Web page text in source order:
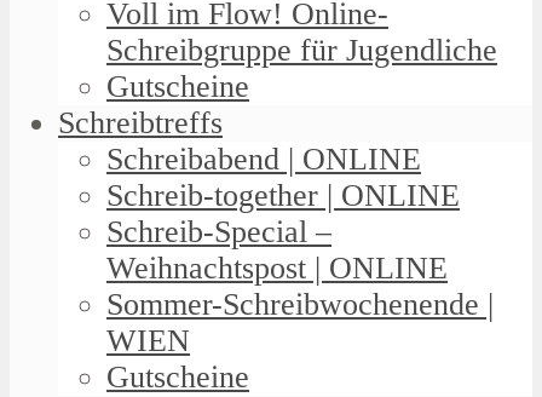
Voll im Flow! Online-
Schreibgruppe für Jugendliche
Gutscheine
Schreibtreffs
Schreibabend | ONLINE
Schreib-together | ONLINE
Schreib-Special –
Weihnachtspost | ONLINE
Sommer-Schreibwochenende |
WIEN
Gutscheine